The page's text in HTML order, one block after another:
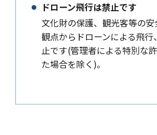
ドローン飛行は禁止です
文化財の保護、観光客等の
観点からドローンによる飛行
止です(管理者による特別な
た場合を除く)。